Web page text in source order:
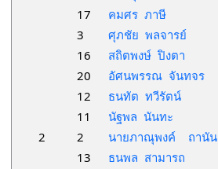
2
17
คมศร ภาษี
3
ศุภชัย พลจารย์
16
สถิตพงษ์ ปิงตา
20
อัศนพรรณ จันทจร
12
ธนทัต ทวีรัตน์
11
นัฐพล นันทะ
2
นายภาณุพงค์ ถานัน
13
ธนพล สามารถ